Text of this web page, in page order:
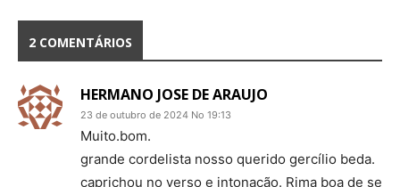
2 COMENTÁRIOS
HERMANO JOSE DE ARAUJO
23 de outubro de 2024 No 19:13
Muito.bom.
grande cordelista nosso querido gercílio beda.
caprichou no verso e intonação. Rima boa de se